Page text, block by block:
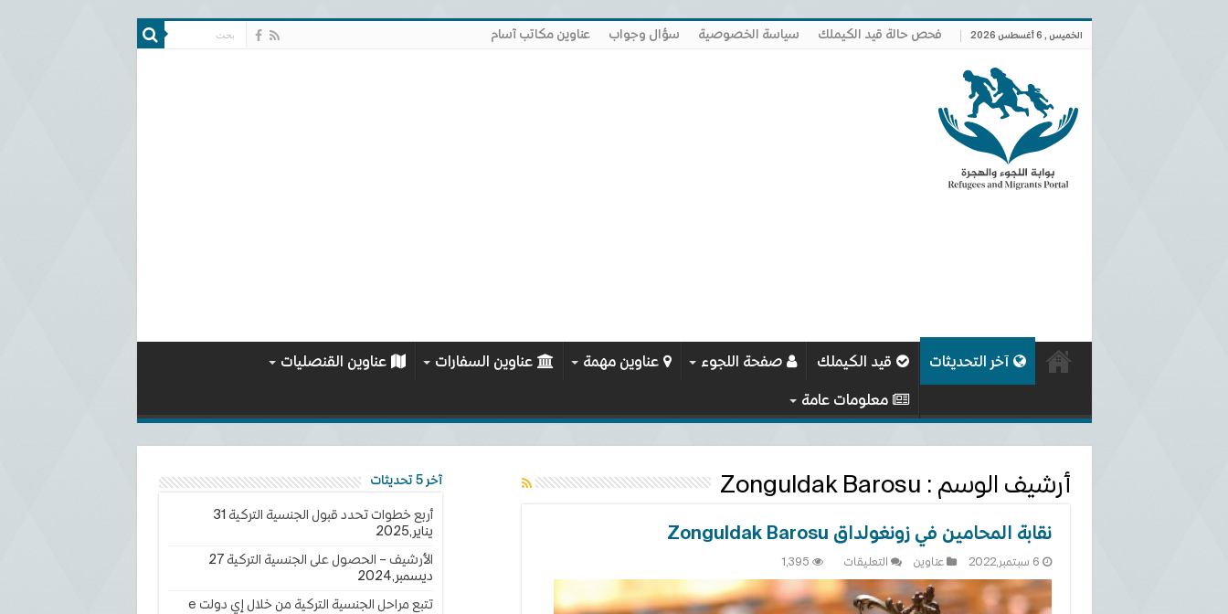
الخميس , 6 أغسطس 2026 فحص حالة قيد الكيملك سياسة الخصوصية سؤال وجواب عناوين مكاتب آسام
آخر التحديثات قيد الكيملك صفحة اللجوء عناوين مهمة عناوين السفارات عناوين القنصليات
معلومات عامة
أرشيف الوسم : Zonguldak Barosu
نقابة المحامين في زونغولداق Zonguldak Barosu
6 سبتمبر,2022 عناوين التعليقات
المحامين
في
1,395
آخر 5 تحديثات
أربع خطوات تحدد قبول الجنسية التركية 31
يناير,2025
الأرشيف – الحصول على الجنسية التركية 27
ديسمبر,2024
تتبع مراحل الجنسية التركية من خلال إي دولت e